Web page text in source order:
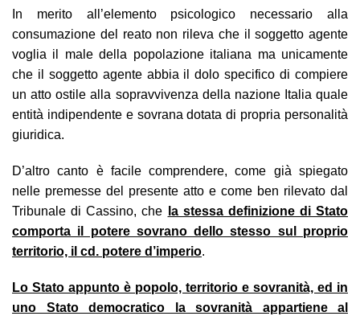
In merito all’elemento psicologico necessario alla
consumazione del reato non rileva che il soggetto agente
voglia il male della popolazione italiana ma unicamente
che il soggetto agente abbia il dolo specifico di compiere
un atto ostile alla sopravvivenza della nazione Italia quale
entità indipendente e sovrana dotata di propria personalità
giuridica.
D’altro canto è facile comprendere, come già spiegato
nelle premesse del presente atto e come ben rilevato dal
Tribunale di Cassino, che
la stessa definizione di Stato
comporta il potere sovrano dello stesso sul proprio
territorio, il cd. potere d’imperio.
Lo Stato appunto è popolo, territorio e sovranità, ed in
uno Stato democratico la sovranità appartiene al